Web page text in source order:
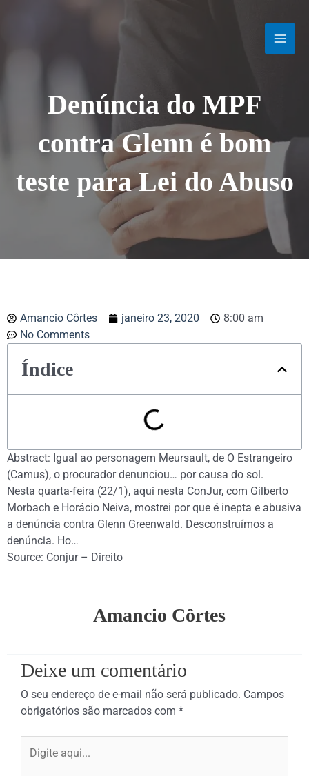
Denúncia do MPF
contra Glenn é bom
teste para Lei do Abuso
Amancio Côrtes janeiro 23, 2020
8:00 am
No Comments
Índice
Abstract: Igual ao personagem Meursault, de O Estrangeiro
(Camus), o procurador denunciou… por causa do sol.
Nesta quarta-feira (22/1), aqui nesta ConJur, com Gilberto
Morbach e Horácio Neiva, mostrei por que é inepta e abusiva
a denúncia contra Glenn Greenwald. Desconstruímos a
denúncia. Ho…
Source: Conjur – Direito
Amancio Côrtes
Deixe um comentário
O seu endereço de e-mail não será publicado. Campos
obrigatórios são marcados com *
aqui...